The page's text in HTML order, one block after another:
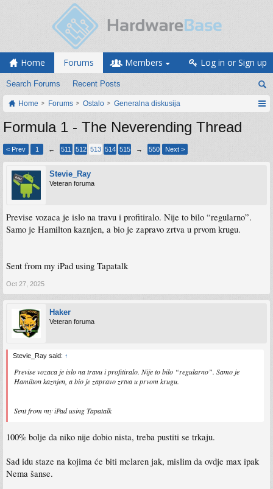
Home Forums
Search Forums Recent Posts
Members Log in or Sign up
Home Forums Ostalo Generalna diskusija
Formula 1 - The Neverending Thread
< Prev 1 ← 511 512 513 514 515 → 550 Next >
Stevie_Ray
Veteran foruma
Previse vozaca je islo na travu i profitiralo. Nije to bilo “regularno”.
Samo je Hamilton kaznjen, a bio je zapravo zrtva u prvom krugu.
Sent from my iPad using Tapatalk
Oct 27, 2025
Haker
Veteran foruma
Stevie_Ray said: ↑
Previse vozaca je islo na travu i profitiralo. Nije to bilo “regularno”. Samo je
Hamilton kaznjen, a bio je zapravo zrtva u prvom krugu.
Sent from my iPad using Tapatalk
100% bolje da niko nije dobio nista, treba pustiti se trkaju.
Sad idu staze na kojima će biti mclaren jak, mislim da ovdje max ipak
Nema šanse.